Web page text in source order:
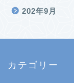
202年9月
カテゴリー